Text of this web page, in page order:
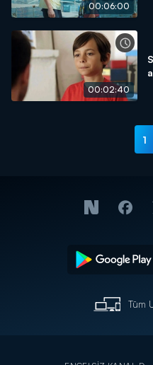
00:06:00
00:02:40
1
Tüm